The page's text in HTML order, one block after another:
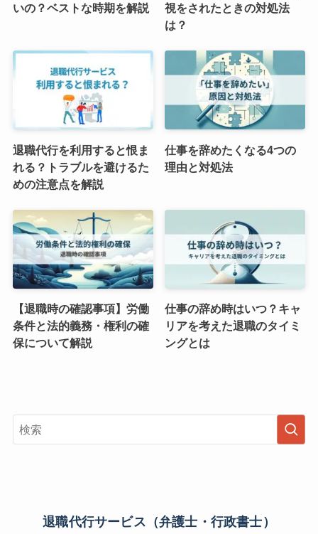
いの？ベストな時期を解説
視をされたときの対処法
は？
退職代行を利用すると恨ま
れる？トラブルを避けるた
めの注意点を解説
仕事を辞めたくなる4つの
理由と対処法
【退職時の確認事項】労働
条件と法的義務・権利の確
保について解説
仕事の辞め時はいつ？キャ
リアを考えた退職のタイミ
ングとは
退職代行サービス（弁護士・行政書士）